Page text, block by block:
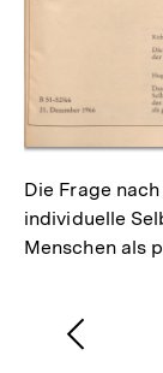
Die Frage
individuelle
Menschen als